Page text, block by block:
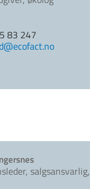
83 247
salgsansvarlig,